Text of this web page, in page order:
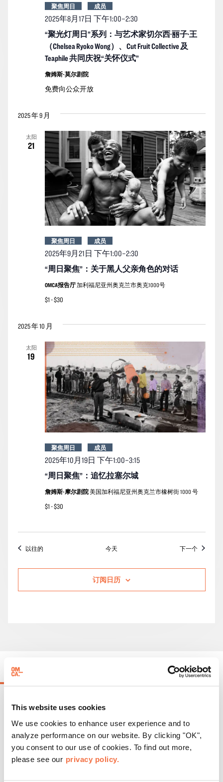
This website uses cookies
We use cookies to enhance user experience and to
analyze performance on our website. By clicking "OK",
you consent to our use of cookies. To find out more,
please see our privacy policy.
“聚光灯周日”系列：与艺术家切尔西·丽子·王
（Chelsea Ryoko Wong）、Cut Fruit Collective 及
Teaphile 共同庆祝“关怀仪式”
2025年8月17日 下午1:00–2:30
聚焦周日 成员
詹姆斯-莫尔剧院
免费向公众开放
2025 年 9 月
太阳
21
“周日聚焦”：关于黑人父亲角色的对话
2025年9月21日 下午1:00–2:30
聚焦周日 成员
OMCA报告厅加利福尼亚州奥克兰市奥克1000号
$1 - $30
2025 年 10 月
太阳
19
“周日聚焦”：追忆拉塞尔城
2025年10月19日 下午1:00–3:15
聚焦周日 成员
詹姆斯-摩尔剧院美国加利福尼亚州奥克兰市橡树街 1000 号
$1 - $30
以往的活动 今天 下一个活动
订阅日历
正在进行的活动